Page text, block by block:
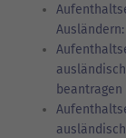
beantragen